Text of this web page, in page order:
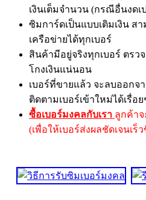
เงินเต็มจำนวน (กรณีอื่นงดเ
ซิมการ์ดเป็นแบบเติมเงิน ส
เครือข่ายได้ทุกเบอร์
สินค้ามีอยู่จริงทุกเบอร์ ตรว
โกงเงินแน่นอน
เบอร์ที่ขายแล้ว จะลบออกจ
ติดตามเบอร์เข้าใหม่ได้เรื่อย
ซื้อเบอร์มงคลกับเรา ลูกค้าจ
(เพื่อให้เบอร์ส่งผลชัดเจนเร็